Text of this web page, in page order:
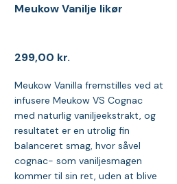
Meukow Vanilje likør
299,00 kr.
Meukow Vanilla fremstilles ved at
infusere Meukow VS Cognac
med naturlig vaniljeekstrakt, og
resultatet er en utrolig fin
balanceret smag, hvor såvel
cognac- som vaniljesmagen
kommer til sin ret, uden at blive